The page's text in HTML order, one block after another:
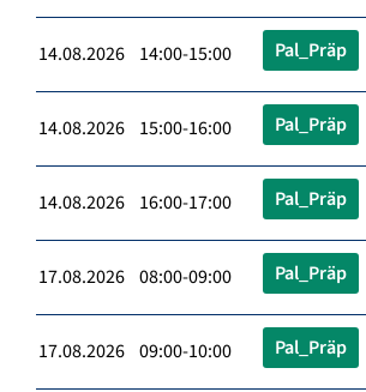
14.08.2026 14:00-15:00 Pal_Präp
14.08.2026 15:00-16:00 Pal_Präp
14.08.2026 16:00-17:00 Pal_Präp
17.08.2026 08:00-09:00 Pal_Präp
17.08.2026 09:00-10:00 Pal_Präp